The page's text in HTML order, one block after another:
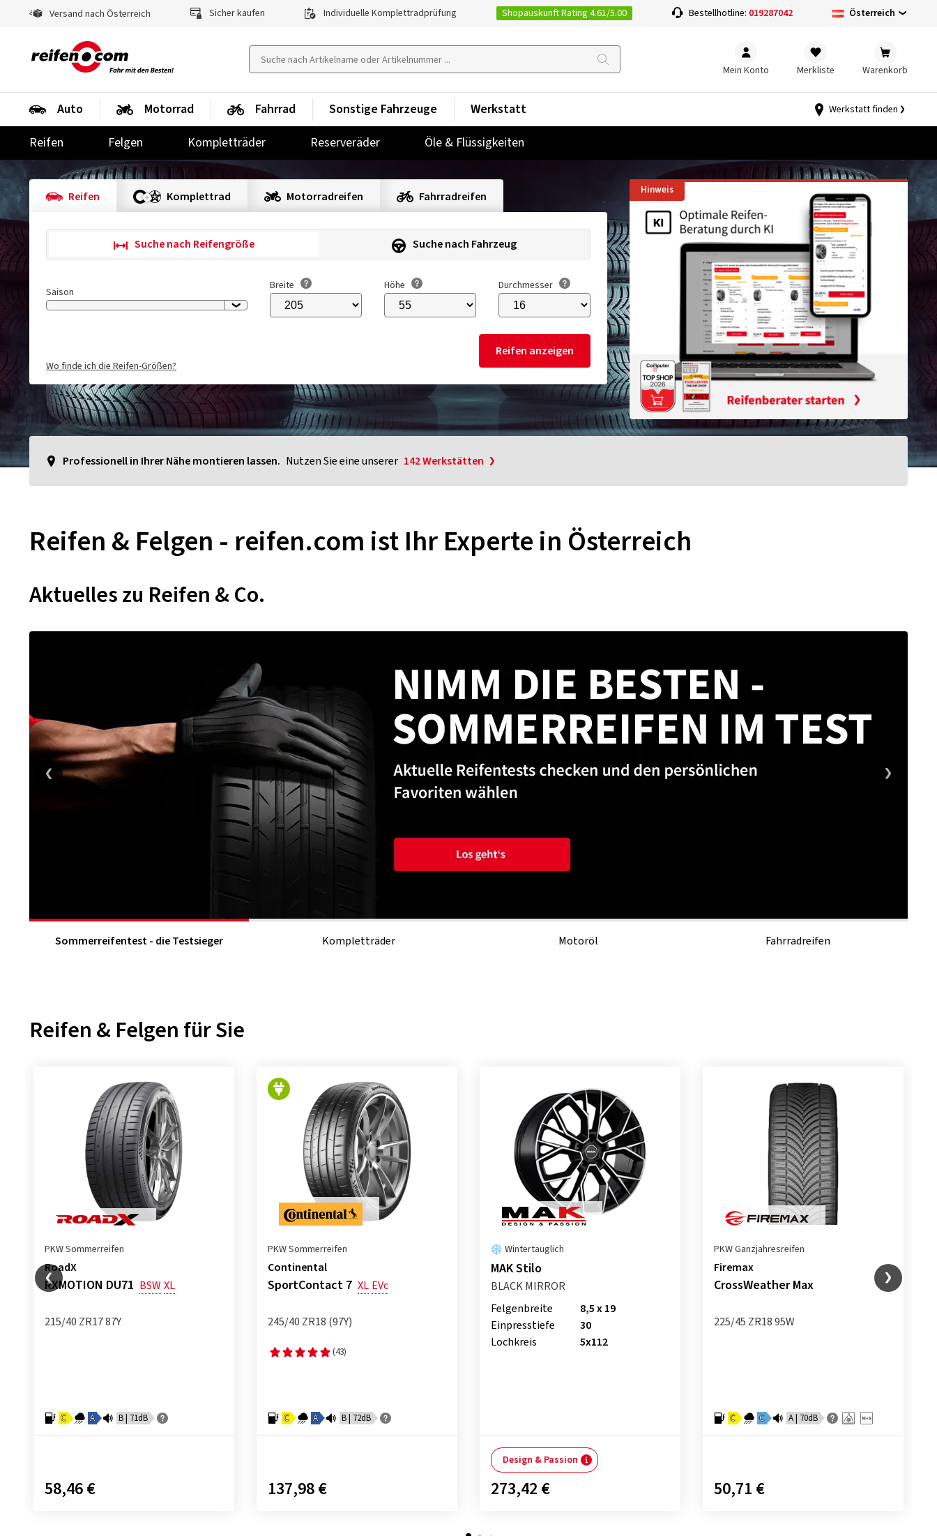
Versand nach Österreich Sicher kaufen Individuelle Komplettradprüfung Shopauskunft Rating 4.61/5.00 Bestellhotline: 019287042 Österreich
Mein Konto Merkliste Warenkorb
Auto
Reifen
Felgen Kompletträder Reserveräder Öle & Flüssigkeiten
Motorrad Fahrrad Sonstige Fahrzeuge Werkstatt Werkstatt finden
Reifen Komplettrad Motorradreifen Fahrradreifen
Suche nach Reifengröße Suche nach Fahrzeug
Saison Breite Höhe Durchmesser
Wo finde ich die Reifen-Größen?
Reifen anzeigen
Professionell in Ihrer Nähe montieren lassen. Nutzen Sie eine unserer 142 Werkstätten
Reifen & Felgen - reifen.com ist Ihr Experte in Österreich
Aktuelles zu Reifen & Co.
Sommerreifentest - die Testsieger Kompletträder Motoröl Fahrradreifen
Reifen & Felgen für Sie
RoadX
RXMOTION DU71 BSWXL
215/40 ZR17 87Y
PKW Sommerreifen
C A B | 71dB
58,46 €
Continental
SportContact 7 XL EVc
245/40 ZR18 (97Y)
PKW Sommerreifen
(43)
C A B | 72dB
137,98 €
MAK Stilo
BLACK MIRROR
Felgenbreite
8,5 x 19
Einpresstiefe
30
Lochkreis
5x112
Wintertauglich
Design & Passion
273,42 €
Firemax
CrossWeather Max
225/45 ZR18 95W
PKW Ganzjahresreifen
C C A | 70dB
50,71 €